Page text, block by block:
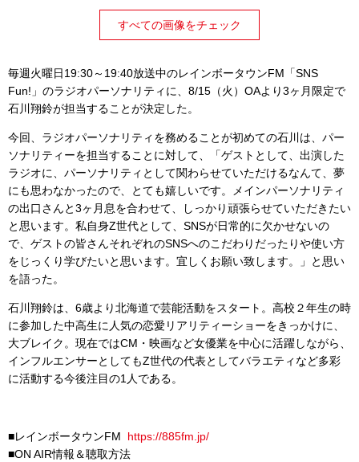
すべての画像をチェック
毎週火曜日19:30～19:40放送中のレインボータウンFM「SNS
Fun!」のラジオパーソナリティに、8/15（火）OAより3ヶ月限定で
石川翔鈴が担当することが決定した。
今回、ラジオパーソナリティを務めることが初めての石川は、パー
ソナリティーを担当することに対して、「ゲストとして、出演した
ラジオに、パーソナリティとして関わらせていただけるなんて、夢
にも思わなかったので、とても嬉しいです。メインパーソナリティ
の出口さんと3ヶ月息を合わせて、しっかり頑張らせていただきたい
と思います。私自身Z世代として、SNSが日常的に欠かせないの
で、ゲストの皆さんそれぞれのSNSへのこだわりだったりや使い方
をじっくり学びたいと思います。宜しくお願い致します。」と思い
を語った。
石川翔鈴は、6歳より北海道で芸能活動をスタート。高校２年生の時
に参加した中高生に人気の恋愛リアリティーショーをきっかけに、
大ブレイク。現在ではCM・映画など女優業を中心に活躍しながら、
インフルエンサーとしてもZ世代の代表としてバラエティなど多彩
に活動する今後注目の1人である。
■レインボータウンFM https://885fm.jp/
■ON AIR情報＆聴取方法